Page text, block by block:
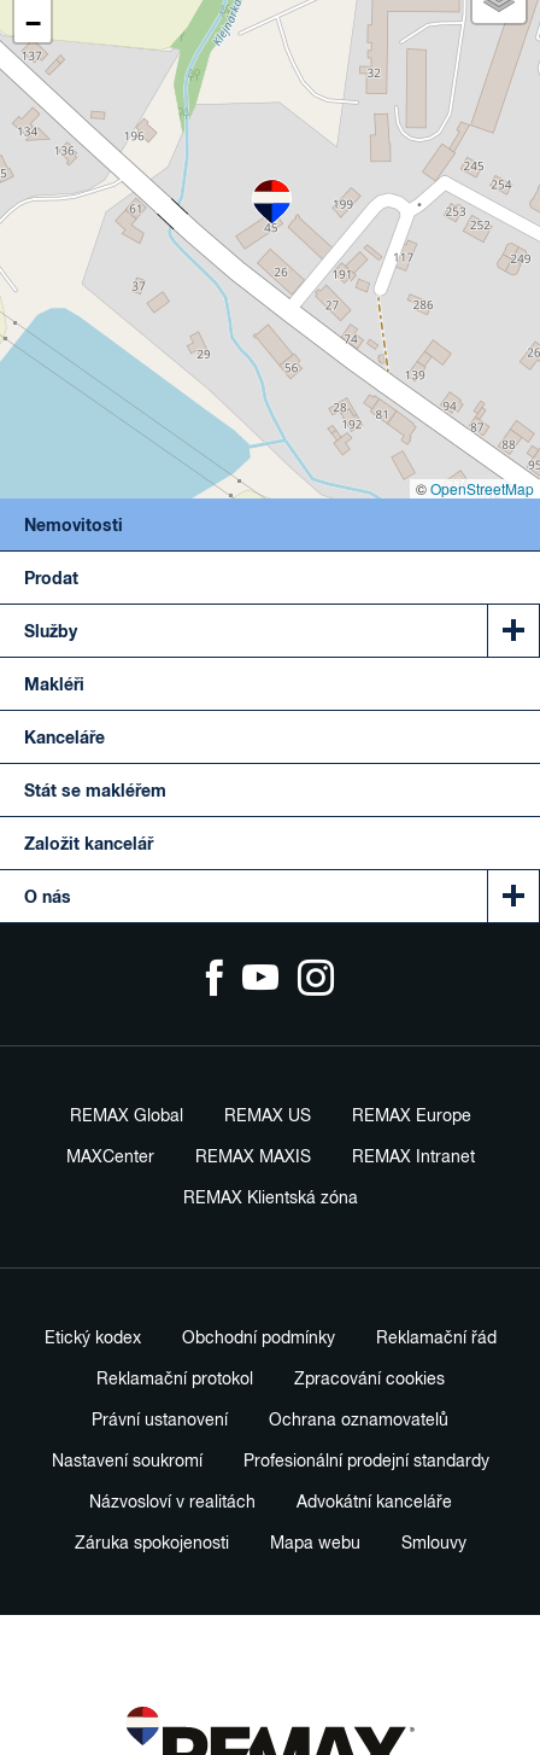
−
©OpenStreetMap
Nemovitosti
Prodat
Služby
Makléři
Kanceláře
Stát se makléřem
Založit kancelář
O nás
REMAX Global REMAX US REMAX Europe
MAXCenter REMAX MAXIS REMAX Intranet
REMAX Klientská zóna
Etický kodex Obchodní podmínky Reklamační řád
Reklamační protokol Zpracování cookies
Právní ustanovení Ochrana oznamovatelů
Nastavení soukromí Profesionální prodejní standardy
Názvosloví v realitách Advokátní kanceláře
Záruka spokojenosti Mapa webu Smlouvy